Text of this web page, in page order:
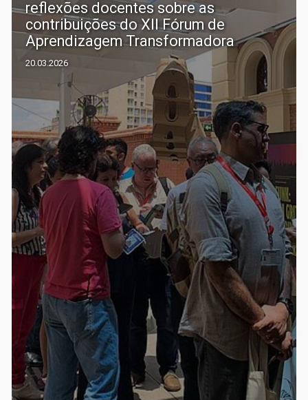
reflexões docentes sobre as
contribuições do XII Fórum de
Aprendizagem Transformadora
20.03.2026